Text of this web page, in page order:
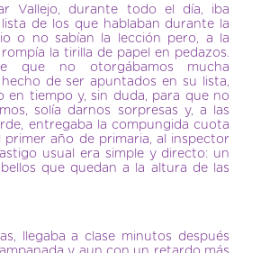
Vallejo, durante todo el día, iba
de los que hablaban durante la
o no sabían la lección pero, a la
la tirilla de papel en pedazos.
que no otorgábamos mucha
de ser apuntados en su lista,
en tiempo y, sin duda, para que no
solía darnos sorpresas y, a las
entregaba la compungida cuota
primer año de primaria, al inspector
usual era simple y directo: un
que quedan a la altura de las
llegaba a clase minutos después